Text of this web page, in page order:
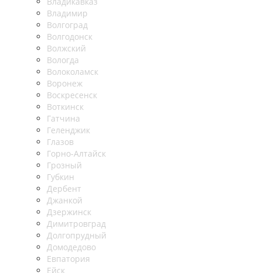
Владимир
Волгоград
Волгодонск
Волжский
Вологда
Волоколамск
Воронеж
Воскресенск
Воткинск
Гатчина
Геленджик
Глазов
Горно-Алтайск
Грозный
Губкин
Дербент
Джанкой
Дзержинск
Димитровград
Долгопрудный
Домодедово
Евпатория
Ейск